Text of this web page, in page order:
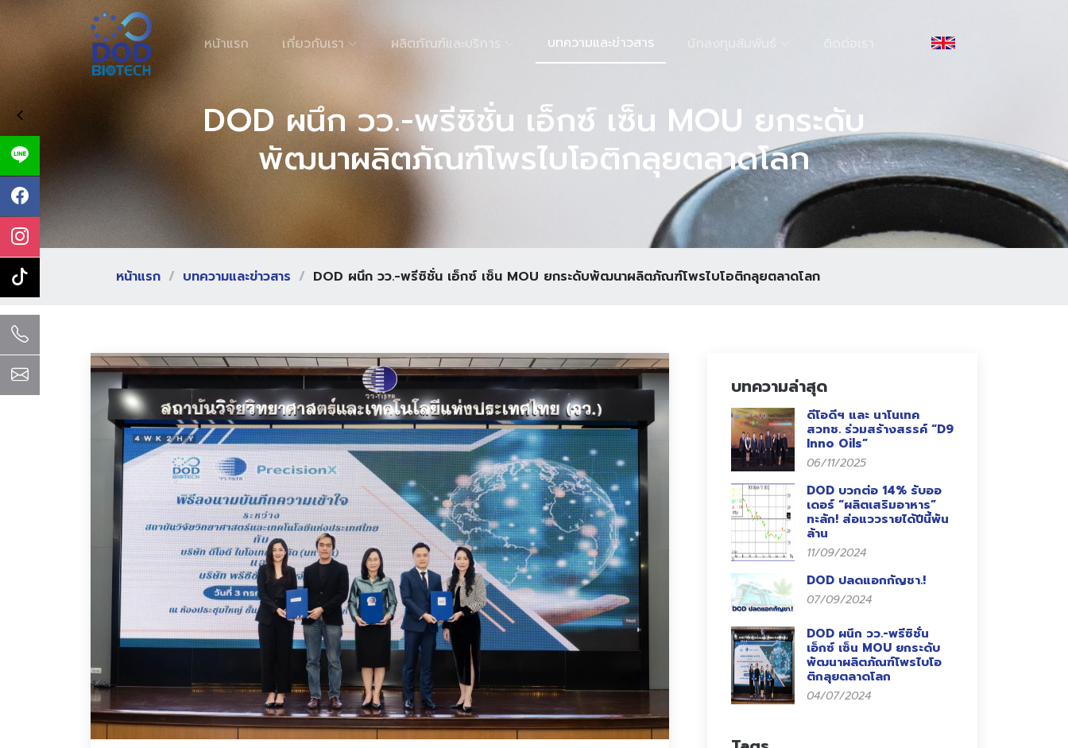
หน้าแรก เกี่ยวกับเรา ผลิตภัณฑ์และบริการ บทความและข่าวสาร
DOD ผนึก วว.-พรีซิชั่น เอ็กซ์ เซ็น MOU ยกระดับ
พัฒนาผลิตภัณฑ์โพรไบโอติกลุยตลาดโลก
หน้าแรก บทความและข่าวสาร DOD ผนึก วว.-พรีซิชั่น เอ็กซ์ เซ็น MOU ยกระดับพัฒนาผลิตภัณฑ์โพรไบโอติกลุยตลาดโลก
บทความล่าสุด
ดีโอดีฯ และ นาโนเทค
สวทช. ร่วมสร้างสรรค์ “D9
Inno Oils”
06/11/2025
DOD บวกต่อ 14% รับออ
เดอร์ “ผลิตเสริมอาหาร”
ทะลัก! ส่อแววรายได้ปีนี้พัน
ล้าน
11/09/2024
DOD ปลดแอกกัญชา.!
07/09/2024
DOD ผนึก วว.-พรีซิชั่น
เอ็กซ์ เซ็น MOU ยกระดับ
พัฒนาผลิตภัณฑ์โพรไบโอ
ติกลุยตลาดโลก
04/07/2024